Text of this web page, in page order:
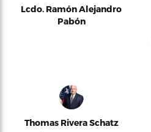
Lcdo. Ramón Alejandro
Pabón
Thomas Rivera Schatz